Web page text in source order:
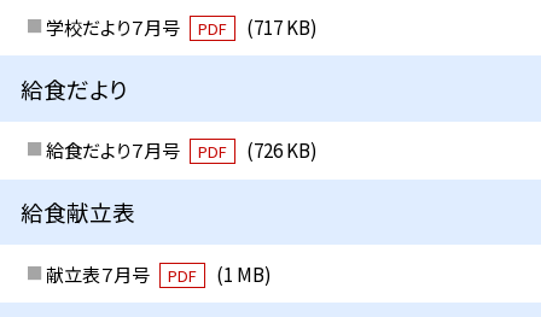
学校だより７月号 PDF (717 KB)
給食だより
給食だより７月号 PDF (726 KB)
給食献立表
献立表７月号 PDF (1 MB)